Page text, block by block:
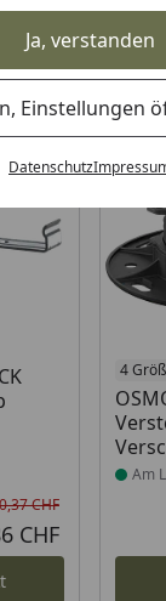
Ja, verstanden
Einstellungen
Datenschutz
16 Artikel
Rabatt in
CHF
CHF
-21%
4
Am